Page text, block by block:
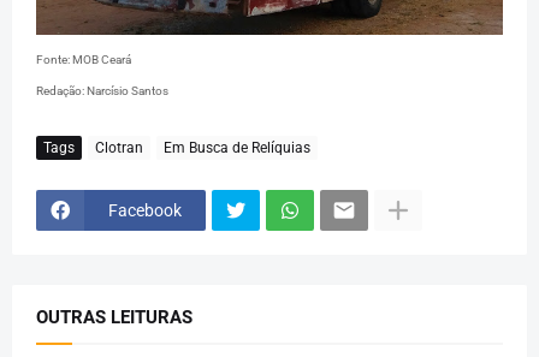
Fonte: MOB Ceará
Redação: Narcísio Santos
Tags Clotran Em Busca de Relíquias
Facebook
OUTRAS LEITURAS